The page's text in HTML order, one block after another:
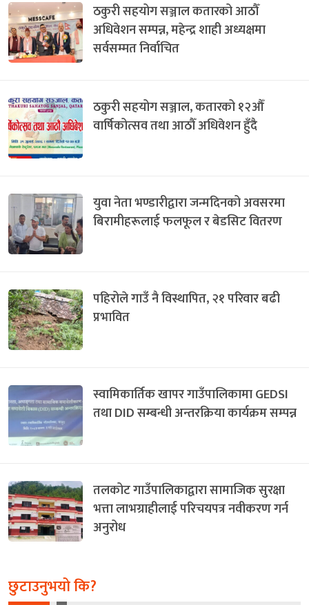
ठकुरी सहयोग सञ्जाल कतारको आठौँ
अधिवेशन सम्पन्न, महेन्द्र शाही अध्यक्षमा
सर्वसम्मत निर्वाचित
ठकुरी सहयोग सञ्जाल, कतारको १२औँ
वार्षिकोत्सव तथा आठौँ अधिवेशन हुँदै
युवा नेता भण्डारीद्वारा जन्मदिनको अवसरमा
बिरामीहरूलाई फलफूल र बेडसिट वितरण
पहिरोले गाउँ नै विस्थापित, २१ परिवार बढी
प्रभावित
स्वामिकार्तिक खापर गाउँपालिकामा GEDSI
तथा DID सम्बन्धी अन्तरक्रिया कार्यक्रम सम्पन्न
तलकोट गाउँपालिकाद्वारा सामाजिक सुरक्षा
भत्ता लाभग्राहीलाई परिचयपत्र नवीकरण गर्न
अनुरोध
छुटाउनुभयो कि?